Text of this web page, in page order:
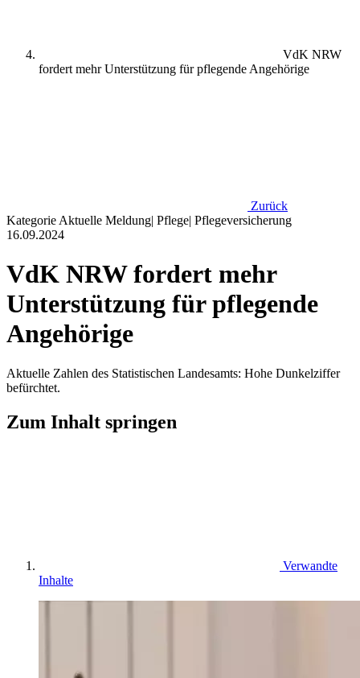
VdK NRW
fordert mehr Unterstützung für pflegende Angehörige
Zurück
Kategorie Aktuelle Meldung| Pflege| Pflegeversicherung
16.09.2024
VdK NRW fordert mehr
Unterstützung für pflegende
Angehörige
Aktuelle Zahlen des Statistischen Landesamts: Hohe Dunkelziffer
befürchtet.
Zum Inhalt springen
Verwandte
Inhalte